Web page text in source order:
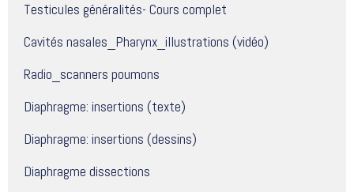
Testicules généralités- Cours complet
Cavités nasales_Pharynx_illustrations (vidéo)
Radio_scanners poumons
Diaphragme: insertions (texte)
Diaphragme: insertions (dessins)
Diaphragme dissections